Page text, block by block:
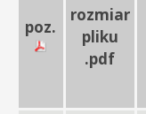
poz.
rozmiar
pliku
.pdf